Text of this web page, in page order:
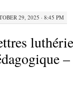
29, 2025 · 8:45 PM